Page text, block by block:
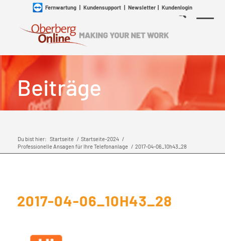
Fernwartung| Kundensupport| Newsletter| Kundenlogin
Beiträge
Du bist hier: Startseite / Startseite-2024 /
Professionelle Ansagen für Ihre Telefonanlage / 2017-04-06_10h43_28
2017-04-06_10H43_28